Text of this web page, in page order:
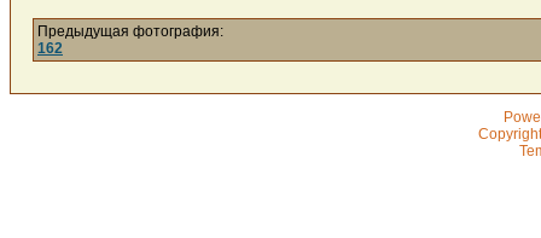
Предыдущая фотография:
162